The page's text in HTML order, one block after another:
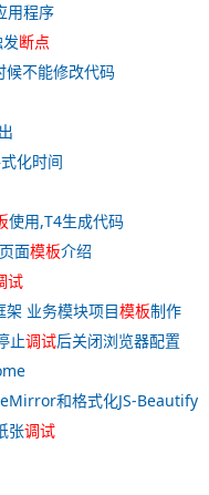
用程序
断点
候不能修改代码
化时间
使用,T4生成代码
面模板介绍
试
业务模块项目模板制作
止调试后关闭浏览器配置
和格式化JS-Beautify
张调试